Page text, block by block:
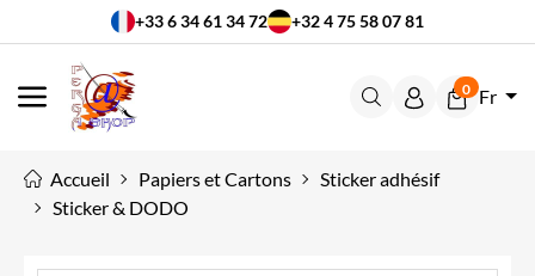
+33 6 34 61 34 72 +32 4 75 58 07 81
MENU
0 Fr
Accueil Papiers et Cartons
Sticker adhésif
Sticker & DODO